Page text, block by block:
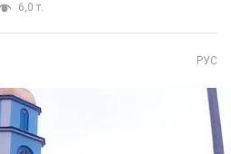
6,0 т.
РУС